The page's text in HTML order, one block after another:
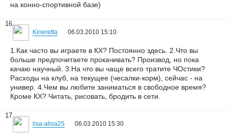
на конно-спортивной базе)
16
Kineretta 06.03.2010 15:10
1.Как часто вы играете в КХ? Постоянно здесь. 2.Что вы
больше предпочитаете прокачивать? Производ, но пока
качаю научный. 3.На что вы чаще всего тратите ЧОстики?
Расходы на клуб, на текущее (чесалки-корм), сейчас - на
универ. 4.Чем вы любите заниматься в свободное время?
Кроме КХ? Читать, рисовать, бродить в сети.
17
lisa-alisa25 06.03.2010 15:30